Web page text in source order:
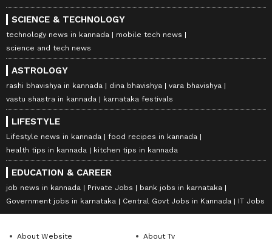
SCIENCE & TECHNOLOGY
technology news in kannada
mobile tech news
science and tech news
ASTROLOGY
rashi bhavishya in kannada dina bhavishya
vara bhavishya
vastu shastra in kannada
karnataka festivals
LIFESTYLE
Lifestyle news in kannada
food recipes in kannada
health tips in kannada
kitchen tips in kannada
EDUCATION & CAREER
job news in kannada Private Jobs
bank jobs in karnataka
Government jobs in karnataka
Central Govt Jobs in Kannada IT Jobs
About Website
About Tv